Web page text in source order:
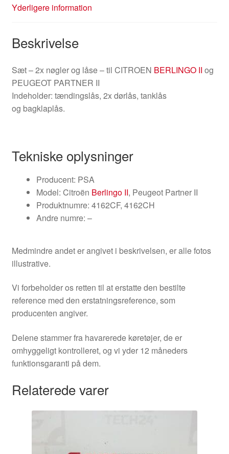
Yderligere information
Beskrivelse
Sæt – 2x nøgler og låse – til CITROEN BERLINGO II og
PEUGEOT PARTNER II
Indeholder: tændingslås, 2x dørlås, tanklås
og bagklaplås.
Tekniske oplysninger
Producent: PSA
Model: Citroën Berlingo II, Peugeot Partner II
Produktnumre: 4162CF, 4162CH
Andre numre: –
Medmindre andet er angivet i beskrivelsen, er alle fotos
illustrative.
Vi forbeholder os retten til at erstatte den bestilte
reference med den erstatningsreference, som
producenten angiver.
Delene stammer fra havarerede køretøjer, de er
omhyggeligt kontrolleret, og vi yder 12 måneders
funktionsgaranti på dem.
Relaterede varer